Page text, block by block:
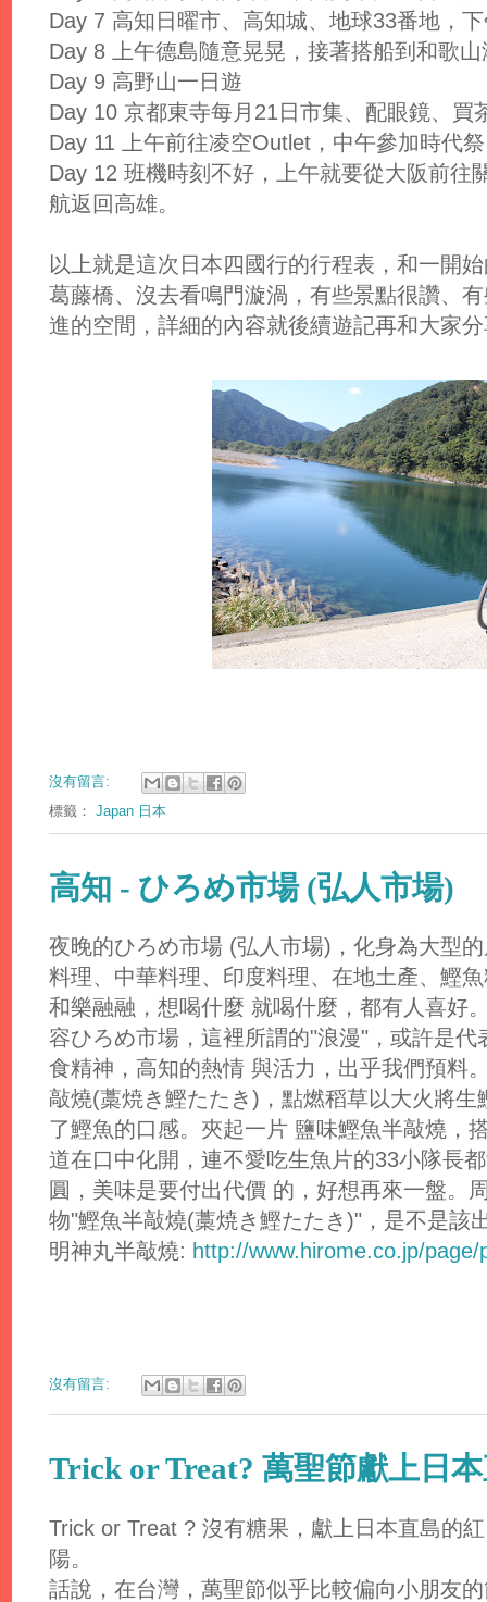
Day 7 高知日曜市、高知城、地球33番地，
Day 8 上午德島隨意晃晃，接著搭船到和歌
Day 9 高野山一日遊
Day 10 京都東寺每月21日市集、配眼鏡、買
Day 11 上午前往凌空Outlet，中午參加時代
Day 12 班機時刻不好，上午就要從大阪前往
航返回高雄。
以上就是這次日本四國行的行程表，和一開
葛藤橋、沒去看鳴門漩渦，有些景點很讚、
進的空間，詳細的內容就後續遊記再和大家
沒有留言:
標籤： Japan 日本
高知 - ひろめ市場 (弘人市場)
夜晚的ひろめ市場 (弘人市場)，化身為大型
料理、中華料理、印度料理、在地土產、鰹
和樂融融，想喝什麼 就喝什麼，都有人喜好
容ひろめ市場，這裡所謂的"浪漫"，或許是
食精神，高知的熱情 與活力，出乎我們預料
敲燒(藁焼き鰹たたき)，點燃稻草以大火將
了鰹魚的口感。夾起一片 鹽味鰹魚半敲燒，
道在口中化開，連不愛吃生魚片的33小隊長
圓，美味是要付出代價 的，好想再來一盤。
物"鰹魚半敲燒(藁焼き鰹たたき)"，是不是該
明神丸半敲燒: http://www.hirome.co.jp/
沒有留言:
Trick or Treat? 萬聖節獻上日
Trick or Treat ? 沒有糖果，獻上日本直島的
陽。
話說，在台灣，萬聖節似乎比較偏向小朋友